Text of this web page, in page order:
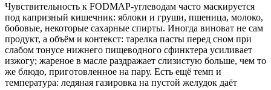
Чувствительность к FODMAP-углеводам часто маскируется
под капризный кишечник: яблоки и груши, пшеница, молоко,
бобовые, некоторые сахарные спирты. Иногда виноват не сам
продукт, а объём и контекст: тарелка пасты перед сном при
слабом тонусе нижнего пищеводного сфинктера усиливает
изжогу; жареное в масле раздражает слизистую больше, чем то
же блюдо, приготовленное на пару. Есть ещё темп и
температура: ледяная газировка на пустой желудок даёт